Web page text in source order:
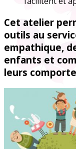
Cet atelier
outils au
empathique,
enfants et
leurs